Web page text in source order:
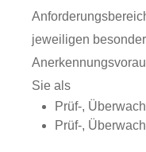
jeweiligen
Sie als
Prüf-,
Prüf-,